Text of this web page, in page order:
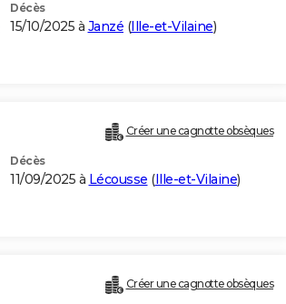
Décès
15/10/2025 à Janzé (Ille-et-Vilaine)
Créer une cagnotte obsèques
Décès
11/09/2025 à Lécousse (Ille-et-Vilaine)
Créer une cagnotte obsèques